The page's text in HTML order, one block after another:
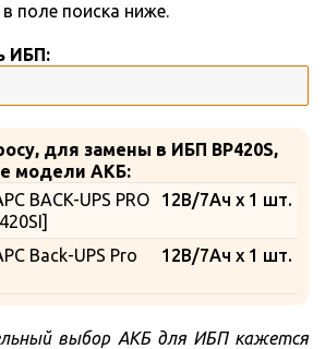
в поле поиска ниже.
ИБП:
для замены в ИБП BP420S,
модели АКБ:
12В/7Ач x 1 шт.
BACK-UPS PRO
12В/7Ач x 1 шт.
Back-UPS Pro
выбор АКБ для ИБП кажется